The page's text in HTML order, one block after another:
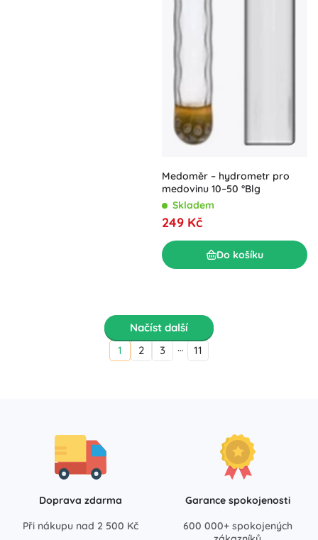
Medoměr – hydrometr pro
medovinu 10–50 °Blg
Skladem
249 Kč
Do košíku
Načíst další
1
2 3 … 11
Doprava zdarma
Při nákupu nad 2 500 Kč
Garance spokojenosti
600 000+ spokojených